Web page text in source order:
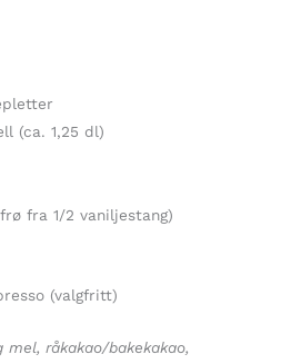
(ca. 1,25 dl)
fra 1/2 vaniljestang)
(valgfritt)
råkakao/bakekakao,